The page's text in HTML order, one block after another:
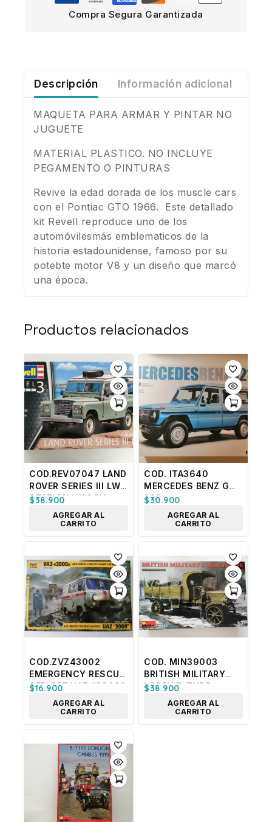
Compra Segura Garantizada
Descripción Información adicional
MAQUETA PARA ARMAR Y PINTAR NO
JUGUETE
MATERIAL PLASTICO. NO INCLUYE
PEGAMENTO O PINTURAS
Revive la edad dorada de los muscle cars
con el Pontiac GTO 1966. Este detallado
kit Revell reproduce uno de los
automóvilesmás emblematicos de la
historia estadounidense, famoso por su
potebte motor V8 y un diseño que marcó
una época.
Productos relacionados
COD.REV07047 LAND
ROVER SERIES III LWB
STATION WAGON.
ESC 1/24
$38.900
AGREGAR AL
CARRITO
COD. ITA3640
MERCEDES BENZ G
230
$30.900
AGREGAR AL
CARRITO
COD.ZVZ43002
EMERGENCY RESCUE
SERVICE UAZ “3909”.
ESC 1/43
$16.900
AGREGAR AL
CARRITO
COD. MIN39003
BRITISH MILITARY
LORRY B-TYPE
$38.900
AGREGAR AL
CARRITO